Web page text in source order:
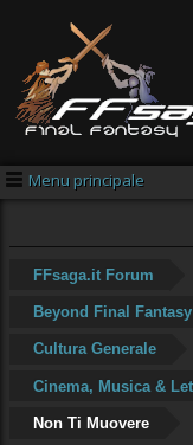
Menu principale
FFsaga.it Forum
Beyond Final Fantasy
Cultura Generale
Cinema, Musica &
Non Ti Muovere